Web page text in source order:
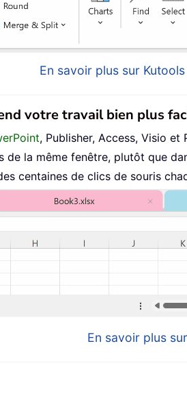
En savoir plus sur
votre travail bien plus
, Publisher, Access, Visio et
la même fenêtre, plutôt que
centaines de clics de souris
En savoir plus